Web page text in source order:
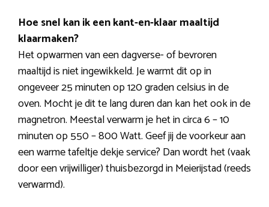
Hoe snel kan ik een kant-en-klaar maaltijd
klaarmaken?
Het opwarmen van een dagverse- of bevroren
maaltijd is niet ingewikkeld. Je warmt dit op in
ongeveer 25 minuten op 120 graden celsius in de
oven. Mocht je dit te lang duren dan kan het ook in de
magnetron. Meestal verwarm je het in circa 6 – 10
minuten op 550 – 800 Watt. Geef jij de voorkeur aan
een warme tafeltje dekje service? Dan wordt het (vaak
door een vrijwilliger) thuisbezorgd in Meierijstad (reeds
verwarmd).